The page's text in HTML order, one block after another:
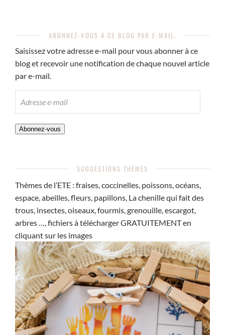
ABONNEZ-VOUS À CE BLOG PAR E-MAIL.
Saisissez votre adresse e-mail pour vous abonner à ce
blog et recevoir une notification de chaque nouvel article
par e-mail.
MAIL
Abonnez-vous
SUGGESTIONS THÈMES
Thèmes de l’ETE : fraises, coccinelles, poissons, océans,
espace, abeilles, fleurs, papillons, La chenille qui fait des
trous, insectes, oiseaux, fourmis, grenouille, escargot,
arbres …, fichiers à télécharger GRATUITEMENT en
cliquant sur les images